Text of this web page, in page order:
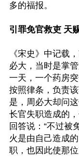
多的福报。
引罪免官救吏 天
《宋史》中记载
必大，当时是掌
一天，一个药房
按照律条，负责
是，周必大却问
长官失职造成的
回答说：“不过被
火是由自己造成
职，也因此使那